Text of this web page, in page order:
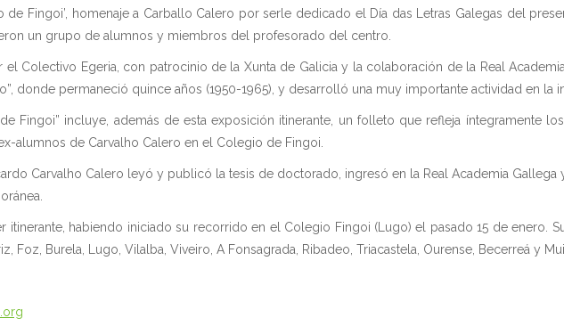
de Fingoi’, homenaje a Carballo Calero por serle dedicado el Día das Letras Galegas del
un grupo de alumnos y miembros del profesorado del centro.
el Colectivo Egeria, con patrocinio de la Xunta de Galicia y la colaboración de la Real
donde permaneció quince años (1950-1965), y desarrolló una muy importante actividad en la
Fingoi” incluye, además de esta exposición itinerante, un folleto que refleja íntegramente
alumnos de Carvalho Calero en el Colegio de Fingoi.
Carvalho Calero leyó y publicó la tesis de doctorado, ingresó en la Real Academia
itinerante, habiendo iniciado su recorrido en el Colegio Fingoi (Lugo) el pasado 15 de enero.
Foz, Burela, Lugo, Vilalba, Viveiro, A Fonsagrada, Ribadeo, Triacastela, Ourense, Becerreá y